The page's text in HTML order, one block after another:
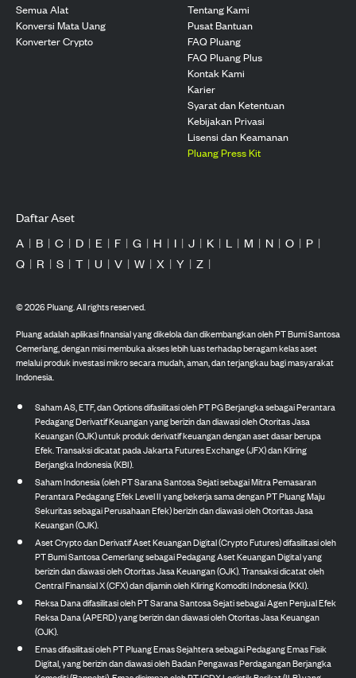
Semua Alat
Konversi Mata Uang
Konverter Crypto
Tentang Kami
Pusat Bantuan
FAQ Pluang
FAQ Pluang Plus
Kontak Kami
Karier
Syarat dan Ketentuan
Kebijakan Privasi
Lisensi dan Keamanan
Pluang Press Kit
Daftar Aset
A | B | C | D | E | F | G | H | I | J | K | L | M | N | O | P |
Q | R | S | T | U | V | W | X | Y | Z |
©2026Pluang. All rights reserved.
Pluang adalah aplikasi finansial yang dikelola dan dikembangkan oleh PT Bumi Santosa
Cemerlang, dengan misi membuka akses lebih luas terhadap beragam kelas aset
melalui produk investasi mikro secara mudah, aman, dan terjangkau bagi masyarakat
Indonesia.
Saham AS, ETF, dan Options difasilitasi oleh PT PG Berjangka sebagai Perantara
Pedagang Derivatif Keuangan yang berizin dan diawasi oleh Otoritas Jasa
Keuangan (OJK) untuk produk derivatif keuangan dengan aset dasar berupa
Efek. Transaksi dicatat pada Jakarta Futures Exchange (JFX) dan Kliring
Berjangka Indonesia (KBI).
Saham Indonesia (oleh PT Sarana Santosa Sejati sebagai Mitra Pemasaran
Perantara Pedagang Efek Level II yang bekerja sama dengan PT Pluang Maju
Sekuritas sebagai Perusahaan Efek) berizin dan diawasi oleh Otoritas Jasa
Keuangan (OJK).
Aset Crypto dan Derivatif Aset Keuangan Digital (Crypto Futures) difasilitasi oleh
PT Bumi Santosa Cemerlang sebagai Pedagang Aset Keuangan Digital yang
berizin dan diawasi oleh Otoritas Jasa Keuangan (OJK). Transaksi dicatat oleh
Central Finansial X (CFX) dan dijamin oleh Kliring Komoditi Indonesia (KKI).
Reksa Dana difasilitasi oleh PT Sarana Santosa Sejati sebagai Agen Penjual Efek
Reksa Dana (APERD) yang berizin dan diawasi oleh Otoritas Jasa Keuangan
(OJK).
Emas difasilitasi oleh PT Pluang Emas Sejahtera sebagai Pedagang Emas Fisik
Digital, yang berizin dan diawasi oleh Badan Pengawas Perdagangan Berjangka